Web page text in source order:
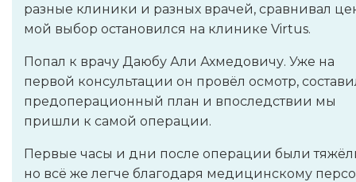
разные клиники и разных врачей, сравнивал
мой выбор остановился на клинике Virtus.
Попал к врачу Даюбу Али Ахмедовичу. Уже на
первой консультации он провёл осмотр,
предоперационный план и впоследствии мы
пришли к самой операции.
Первые часы и дни после операции были
но всё же легче благодаря медицинскому